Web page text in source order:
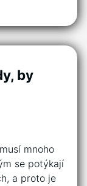
by
mnoho
se potýkají
a proto je